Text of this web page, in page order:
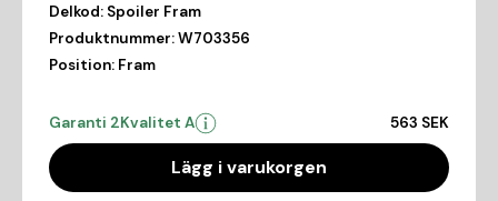
Delkod: Spoiler Fram
Produktnummer:W703356
Position: Fram
Garanti 2Kvalitet A 563 SEK
Lägg i varukorgen